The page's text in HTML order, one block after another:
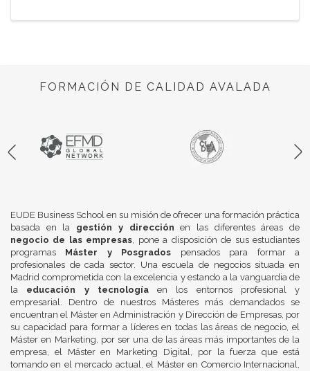
FORMACIÓN DE CALIDAD AVALADA
EUDE Business School en su misión de ofrecer una formación práctica
basada en la gestión y dirección en las diferentes áreas de
negocio de las empresas, pone a disposición de sus estudiantes
programas Máster y Posgrados pensados para formar a
profesionales de cada sector. Una escuela de negocios situada en
Madrid comprometida con la excelencia y estando a la vanguardia de
la educación y tecnologíaen los entornos profesional y
empresarial. Dentro de nuestros Másteres más demandados se
encuentran el Máster en Administración y Dirección de Empresas, por
su capacidad para formar a líderes en todas las áreas de negocio, el
Máster en Marketing, por ser una de las áreas más importantes de la
empresa, el Máster en Marketing Digital, por la fuerza que está
tomando en el mercado actual, el Máster en Comercio Internacional,